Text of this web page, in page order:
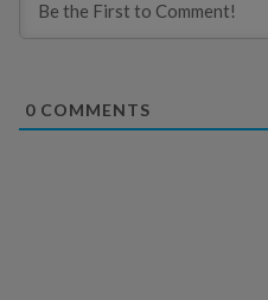
0 COMMENTS